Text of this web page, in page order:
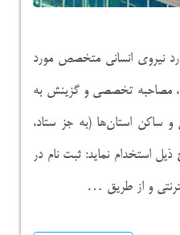
نیروی انسانی متخصص مورد
مصاحبه تخصصی و گزینش به
و ساکن استان‌ها (به جز ستاد،
استخدام نماید: ثبت نام در
و از طریق …